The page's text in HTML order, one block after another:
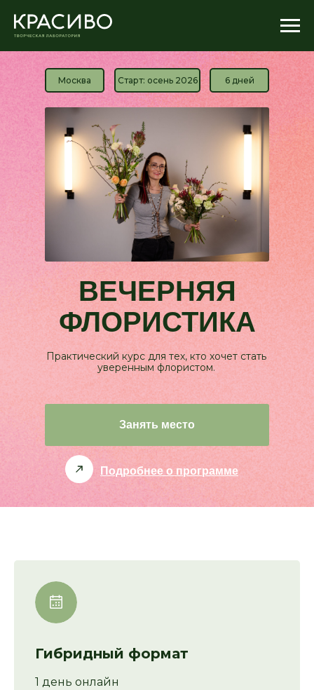
Практический курс для тех, кто хочет стать
уверенным флористом.
Занять место
ВЕЧЕРНЯЯ
ФЛОРИСТИКА
Подробнее о программе
Старт: осень 2026
Москва 6 дней
Гибридный формат
1 день онлайн